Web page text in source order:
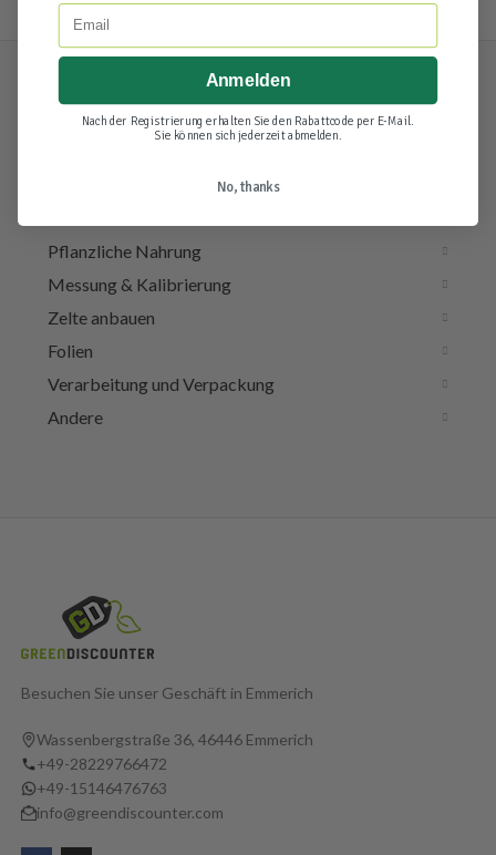
Beleuchtung & Elektra
Pflanzliche Nahrung
Messung & Kalibrierung
Zelte anbauen
Folien
Verarbeitung und Verpackung
Andere
Besuchen Sie unser Geschäft in Emmerich
Wassenbergstraße 36, 46446 Emmerich
+49-28229766472
+49-15146476763
info@greendiscounter.com
Email
Anmelden
Nach der Registrierung erhalten Sie den Rabattcode per E-Mail.
Sie können sich jederzeit abmelden.
No, thanks